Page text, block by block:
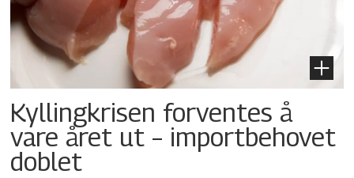
Kyllingkrisen forventes å
vare året ut – importbehovet
doblet